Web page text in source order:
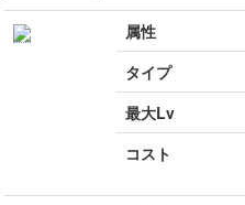
属性
タイプ
最大Lv
コスト